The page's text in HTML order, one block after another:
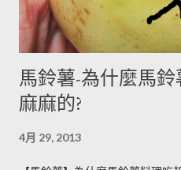
馬鈴薯-為什麼馬
麻麻的?
4月 29, 2013